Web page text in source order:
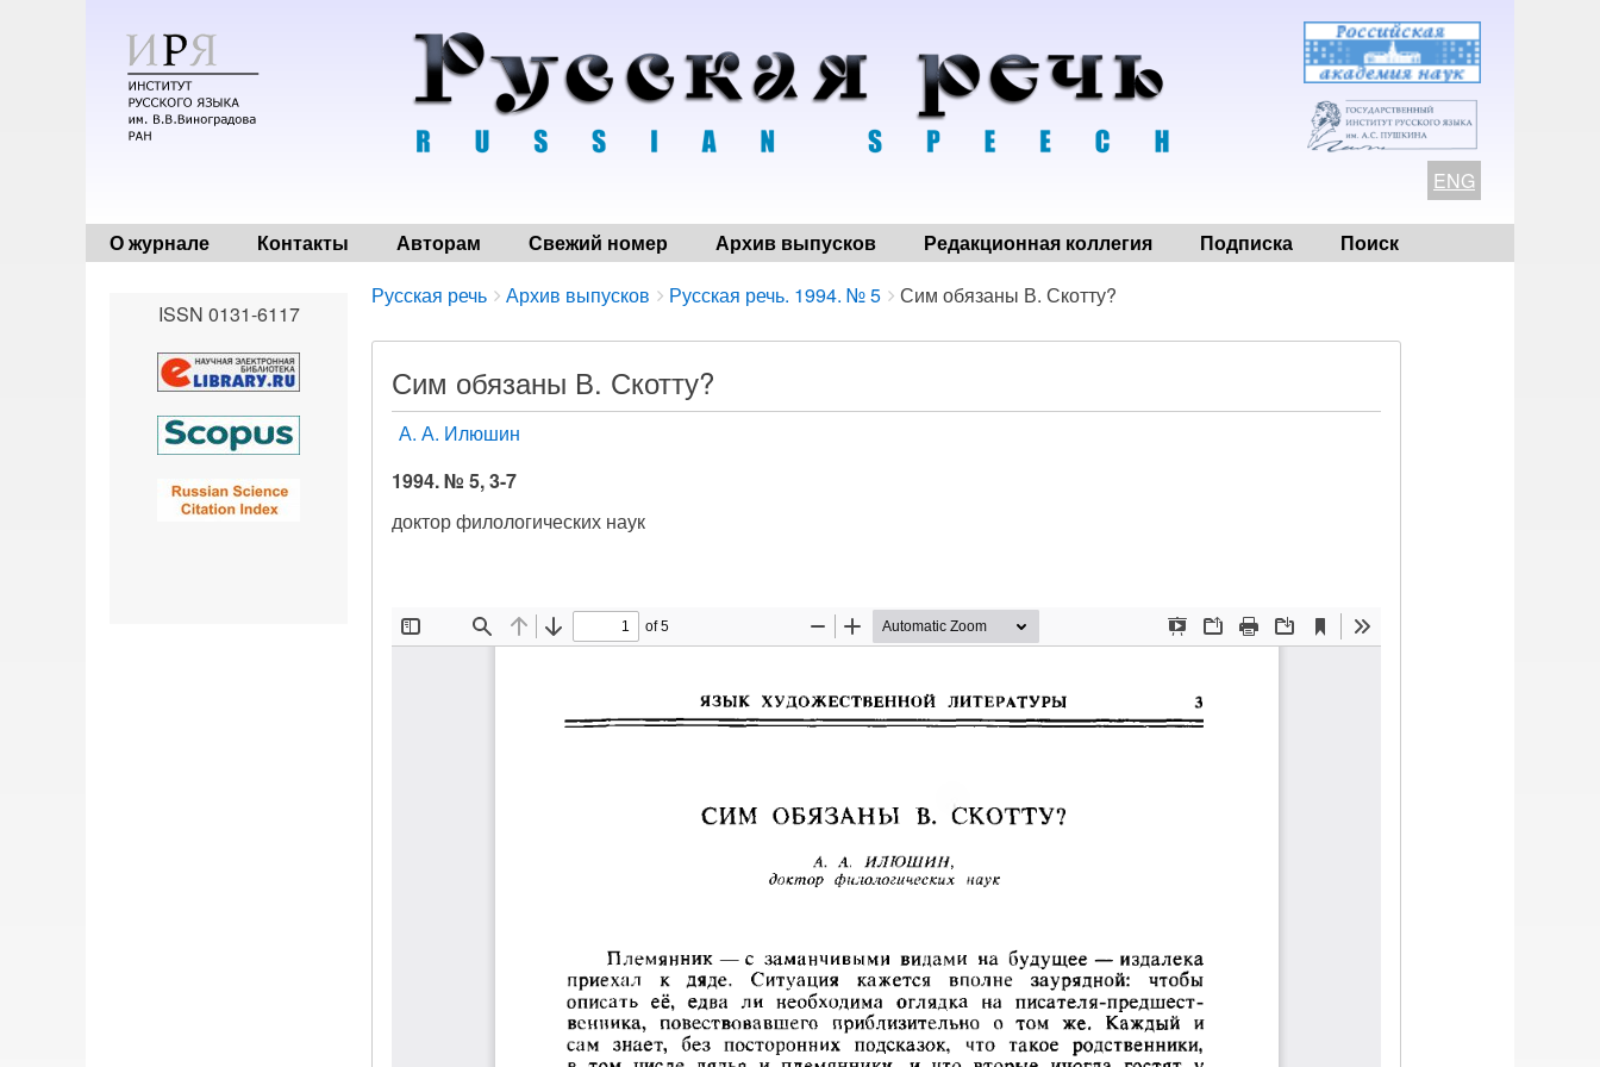
ENG
О журнале Контакты Авторам Свежий номер Архив выпусков Редакционная коллегия Подписка Поиск
Breadcrumbs
You
here:
Русская речь Архив выпусков Русская речь. 1994. № 5 Сим обязаны В. Скотту?
Сим обязаны В. Скотту?
А. А. Илюшин
1994. № 5, 3-7
доктор филологических наук
ISSN 0131-6117